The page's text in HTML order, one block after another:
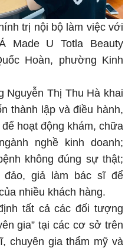
trị nội bộ làm việc với
U Totla Beauty
Hoàn, phường Kinh
Nguyễn Thị Thu Hà khai
thành lập và điều hành,
hoạt động khám, chữa
nghề kinh doanh;
không đúng sự thật;
giả làm bác sĩ để
nhiều khách hàng.
tất cả các đối tượng
gia” tại các cơ sở trên
chuyên gia thẩm mỹ và